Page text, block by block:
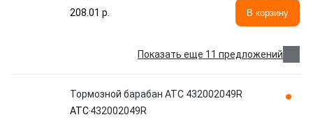
208.01 p.
В корзину
Показать еще 11 предложений
Тормозной барабан ATC 432002049R
ATC432002049R